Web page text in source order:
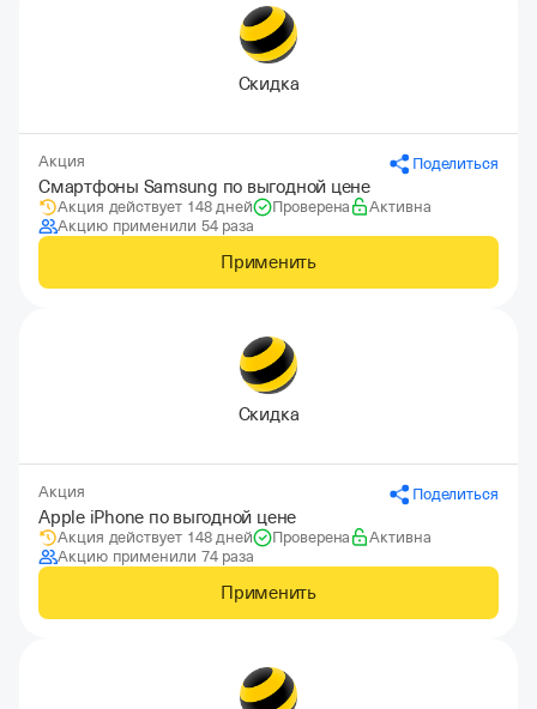
Скидка
Акция Поделиться
Смартфоны Samsung по выгодной цене
Акция действует 148 дней Проверена
Активна
Акцию применили 54 раза
Применить
Скидка
Акция Поделиться
Apple iPhone по выгодной цене
Акция действует 148 дней Проверена
Активна
Акцию применили 74 раза
Применить